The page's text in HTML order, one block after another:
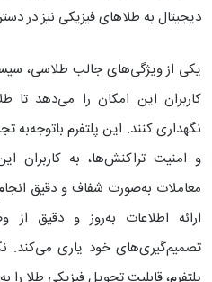
دیجیتال به طلاهای فیزیکی نیز در
یکی از ویژگی‌های جالب طلاسی،
کاربران این امکان را می‌دهد
نگهداری کنند. این پلتفرم باتوجه‌به
و امنیت تراکنش‌ها، به کاربران
معاملات به‌صورت شفاف و دقیق
ارائه اطلاعات به‌روز و دقیق از
تصمیم‌گیری‌های خود یاری می‌کند.